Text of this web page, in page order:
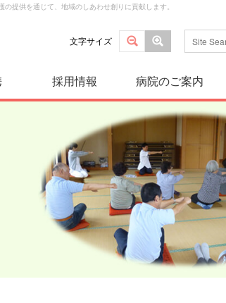
提供を通じて、地域のしあわせ創りに貢献します。
文字サイズ
採用情報 病院のご案内